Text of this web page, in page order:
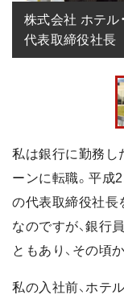
株式会社 ホテル
代表取締役社長
私は銀行に勤務し
ーンに転職。平成
の代表取締役社長
なのですが、銀行
ともあり、その頃
私の入社前、ホテ